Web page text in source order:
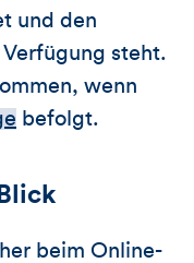
und den
steht.
wenn
befolgt.
beim Online-